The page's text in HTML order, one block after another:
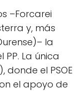
–Forcarei
y, más
la
La única
donde el PSOE
el apoyo de